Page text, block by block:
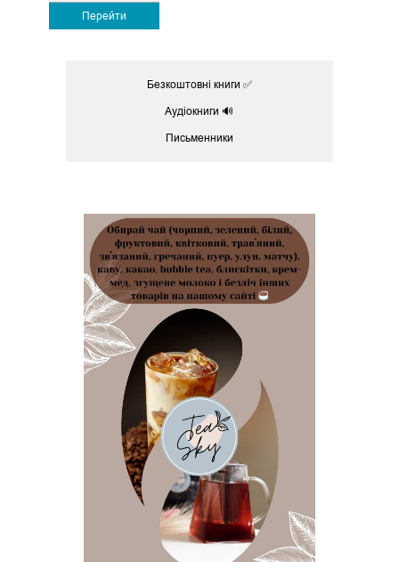
Перейти
Безкоштовні книги ✅
Аудіокниги 🔊
Письменники